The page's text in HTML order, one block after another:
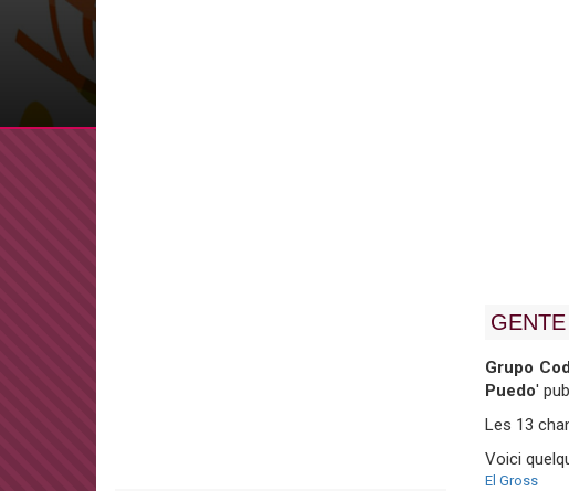
Grupo
Puedo'
Les 13
Voici
El Gross